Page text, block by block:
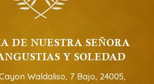
DE NUESTRA SEÑORA
Y SOLEDAD
Waldaliso, 7 Bajo, 24005,